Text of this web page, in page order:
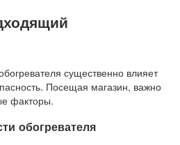
существенно влияет
Посещая магазин, важно
факторы.
обогревателя